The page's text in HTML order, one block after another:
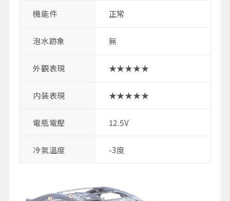
機能件 正常
泡水跡象 無
外觀表現 ★★★★★
内装表現 ★★★★★
電瓶電壓 12.5V
冷氣溫度 -3度